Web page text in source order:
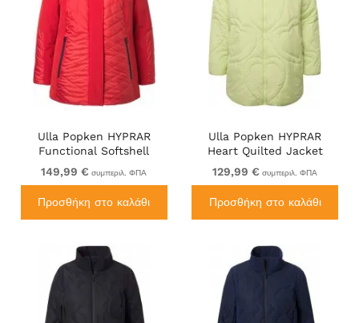
Ulla Popken HYPRAR
Functional Softshell
Jacket Red
149,99 € συμπεριλ. ΦΠΑ
Προσθήκη στο καλάθι
Ulla Popken HYPRAR
Heart Quilted Jacket
Light Sage
129,99 € συμπεριλ. ΦΠΑ
Προσθήκη στο καλάθι